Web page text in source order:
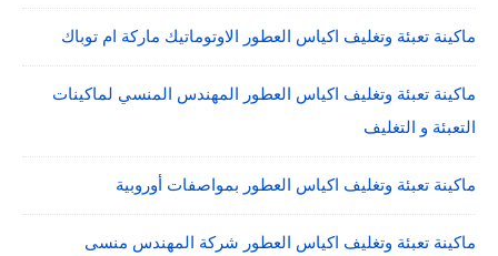
ماكينة تعبئة وتغليف اكياس العطور الاوتوماتيك ماركة ام توباك
ماكينة تعبئة وتغليف اكياس العطور المهندس المنسي لماكينات
التعبئة و التغليف
ماكينة تعبئة وتغليف اكياس العطور بمواصفات أوروبية
ماكينة تعبئة وتغليف اكياس العطور شركة المهندس منسى